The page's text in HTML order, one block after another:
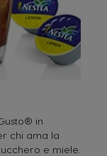
in
chi ama la
e miele.